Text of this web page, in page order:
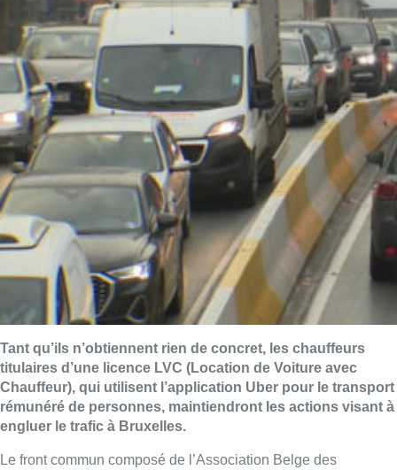
Tant qu’ils n’obtiennent rien de concret, les chauffeurs
titulaires d’une licence LVC (Location de Voiture avec
Chauffeur), qui utilisent l’application Uber pour le transport
rémunéré de personnes, maintiendront les actions visant à
engluer le trafic à Bruxelles.
Le front commun composé de l’Association Belge des